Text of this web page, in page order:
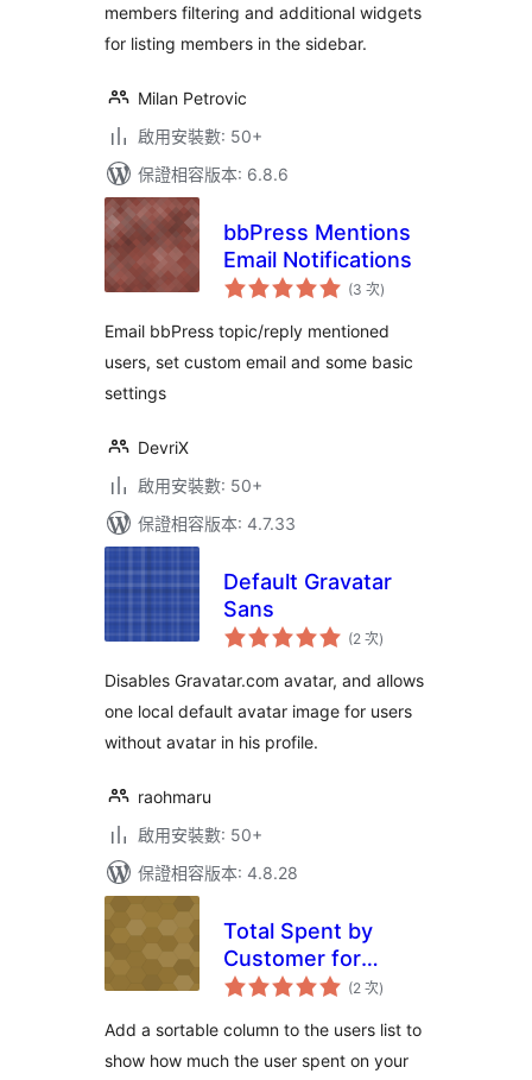
members filtering and additional widgets
for listing members in the sidebar.
Milan Petrovic
啟用安裝數: 50+
保證相容版本: 6.8.6
bbPress Mentions
Email Notifications
(3 次評
分
數
)
Email bbPress topic/reply mentioned
users, set custom email and some basic
settings
DevriX
啟用安裝數: 50+
保證相容版本: 4.7.33
Default Gravatar
Sans
(2 次評
分
數
)
Disables Gravatar.com avatar, and allows
one local default avatar image for users
without avatar in his profile.
raohmaru
啟用安裝數: 50+
保證相容版本: 4.8.28
Total Spent by
Customer for
WooCommerce
(2 次評
分
數
)
Add a sortable column to the users list to
show how much the user spent on your